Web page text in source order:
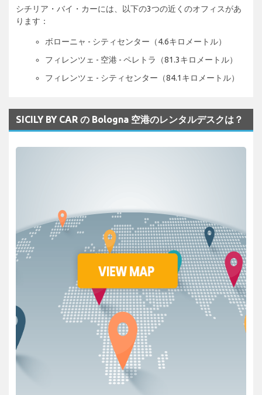
シチリア・バイ・カーには、以下の3つの近くのオフィスがあ
ります：
ボローニャ - シティセンター（4.6キロメートル）
フィレンツェ - 空港 - ペレトラ（81.3キロメートル）
フィレンツェ - シティセンター（84.1キロメートル）
SICILY BY CAR の Bologna 空港のレンタルデスクは？